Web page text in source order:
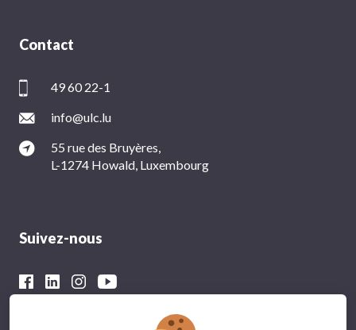
Contact
49 60 22-1
info@ulc.lu
55 rue des Bruyères,
L-1274 Howald, Luxembourg
Suivez-nous
Avec le soutien financier du